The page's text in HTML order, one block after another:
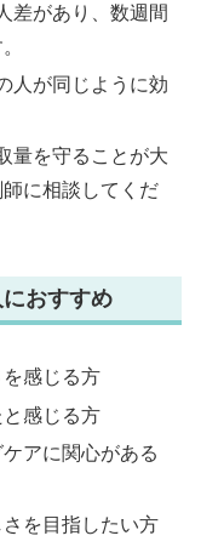
差があり、数週間
人が同じように効
量を守ることが大
に相談してくだ
おすすめ
感じる方
感じる方
アに関心がある
を目指したい方